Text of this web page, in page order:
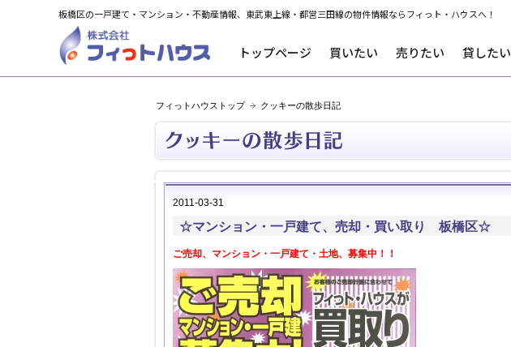
板橋区の一戸建て・マンション・不動産情報、東武東上線・都営三田線の物件情報ならフィっト・ハウスへ！
トップページ 買いたい 売りたい 貸したい
フィっトハウストップ クッキーの散歩日記
2011-03-31
☆マンション・一戸建て、売却・買い取り 板橋区☆
ご売却、マンション・一戸建て・土地、募集中！！